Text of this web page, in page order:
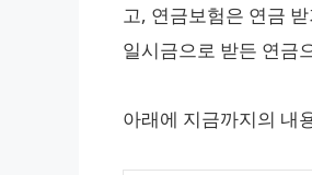
고, 연금보험은 연금
일시금으로 받든 연금
아래에 지금까지의 내